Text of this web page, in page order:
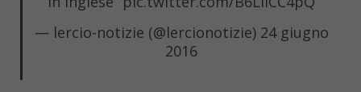
— lercio-notizie (@lercionotizie) 24 giugno
2016